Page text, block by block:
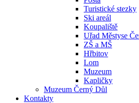
Turistické stezky
Ski areál
Koupaliště
Uřad Městyse
ZŠ a MŠ
Hřbitov
Lom
Muzeum
Kapličky
Muzeum Černý Důl
Kontakty